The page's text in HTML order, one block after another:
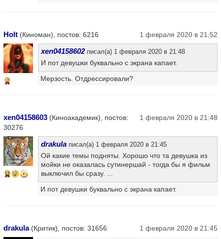
Holt (Киноман), постов: 6216 1 февраля 2020 в 21:52
7
xen04158602писал(а) 1 февраля 2020 в 21:48
И пот девушки буквально с экрана капает.
Мерзость. Отдрессировали?
xen04158603 (Киноакадемик), постов:
30276
1 февраля 2020 в 21:48
15
drakula писал(а) 1 февраля 2020 в 21:45
Ой какие темы подняты. Хорошо что та девушка из
мойки не оказалась сутинершай - тогда бы я фильм
выключил бы сразу. ...
И пот девушки буквально с экрана капает.
drakula(Критик), постов: 31656 1 февраля 2020 в 21:45